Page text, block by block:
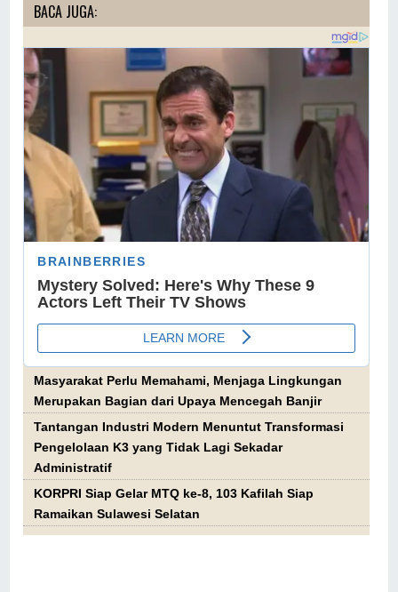
BACA JUGA:
Masyarakat Perlu Memahami, Menjaga Lingkungan
Merupakan Bagian dari Upaya Mencegah Banjir
Tantangan Industri Modern Menuntut Transformasi
Pengelolaan K3 yang Tidak Lagi Sekadar
Administratif
KORPRI Siap Gelar MTQ ke-8, 103 Kafilah Siap
Ramaikan Sulawesi Selatan